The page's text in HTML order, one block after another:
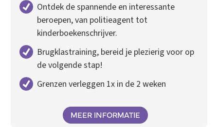
Ontdek de spannende en interessante
beroepen, van politieagent tot
kinderboekenschrijver.
Brugklastraining, bereid je plezierig voor op
de volgende stap!
Grenzen verleggen 1x in de 2 weken
MEER INFORMATIE